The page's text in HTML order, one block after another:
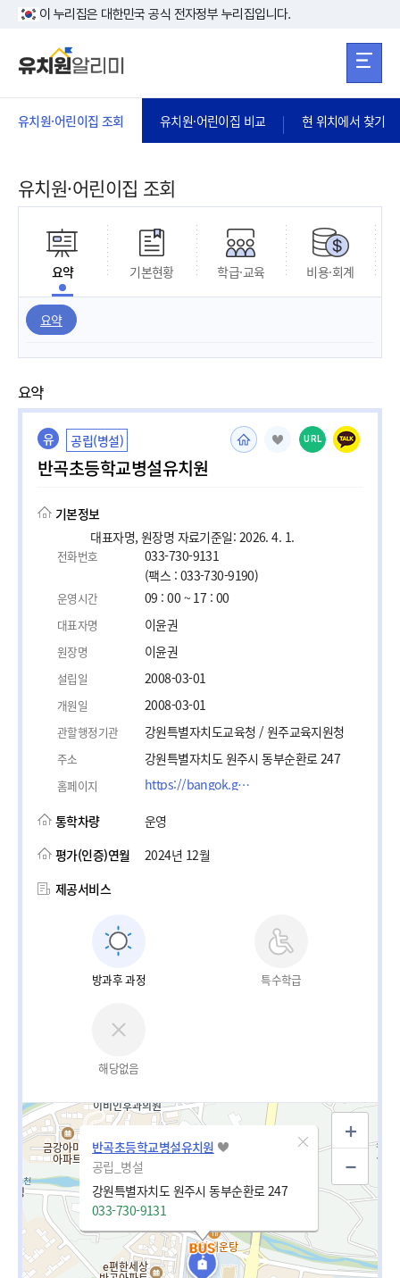
본문 바로가기
이 누리집은 대한민국 공식 전자정부 누리집입니다.
유치원·어린이집 조회 유치원·어린이집 비교 현 위치에서 찾기
유치원·어린이집 조회
요약 기본현황 학급·교육 비용·회계
요약
요약
유 공립(병설)
반곡초등학교병설유치원
URL
기본정보
대표자명, 원장명 자료기준일: 2026. 4. 1.
전화번호
033-730-9131
(팩스 : 033-730-9190)
운영시간 09 : 00 ~ 17 : 00
대표자명 이윤권
원장명 이윤권
설립일 2008-03-01
개원일 2008-03-01
관할행정기관 강원특별자치도교육청 / 원주교육지원청
주소 강원특별자치도 원주시 동부순환로 247
홈페이지 https://bangok.gwe.es.kr/
통학차량
운영
평가(인증)연월
2024년 12월
제공서비스
방과후 과정 특수학급
해당없음
반곡초등학교병설유치원
공립_병설
강원특별자치도 원주시 동부순환로 247
033-730-9131